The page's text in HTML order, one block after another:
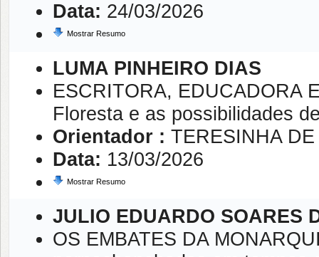
Data: 24/03/2026
Mostrar Resumo
LUMA PINHEIRO DIAS
ESCRITORA, EDUCADORA
Floresta e as possibilidades
Orientador : TERESINHA
Data: 13/03/2026
Mostrar Resumo
JULIO EDUARDO SOARES
OS EMBATES DA